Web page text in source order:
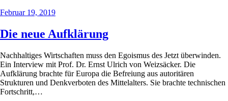
Februar 19, 2019
Die neue Aufklärung
Nachhaltiges Wirtschaften muss den Egoismus des Jetzt überwinden.
Ein Interview mit Prof. Dr. Ernst Ulrich von Weizsäcker. Die
Aufklärung brachte für Europa die Befreiung aus autoritären
Strukturen und Denkverboten des Mittelalters. Sie brachte technischen
Fortschritt,…